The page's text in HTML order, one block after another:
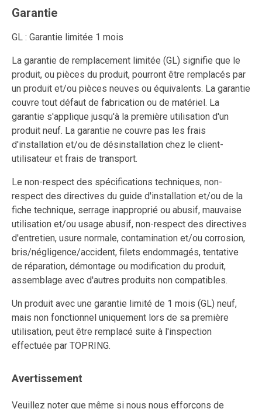
Garantie
GL : Garantie limitée 1 mois
La garantie de remplacement limitée (GL) signifie que le
produit, ou pièces du produit, pourront être remplacés par
un produit et/ou pièces neuves ou équivalents. La garantie
couvre tout défaut de fabrication ou de matériel. La
garantie s'applique jusqu'à la première utilisation d'un
produit neuf. La garantie ne couvre pas les frais
d'installation et/ou de désinstallation chez le client-
utilisateur et frais de transport.
Le non-respect des spécifications techniques, non-
respect des directives du guide d'installation et/ou de la
fiche technique, serrage inapproprié ou abusif, mauvaise
utilisation et/ou usage abusif, non-respect des directives
d'entretien, usure normale, contamination et/ou corrosion,
bris/négligence/accident, filets endommagés, tentative
de réparation, démontage ou modification du produit,
assemblage avec d'autres produits non compatibles.
Un produit avec une garantie limité de 1 mois (GL) neuf,
mais non fonctionnel uniquement lors de sa première
utilisation, peut être remplacé suite à l'inspection
effectuée par TOPRING.
Avertissement
Veuillez noter que même si nous nous efforçons de